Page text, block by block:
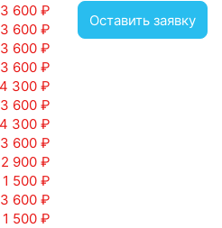
душем, туалетные
600 ₽
600 ₽
600 ₽
600 ₽
300 ₽
600 ₽
300 ₽
600 ₽
900 ₽
1 500 ₽
600 ₽
1 500 ₽
Оставить заявку